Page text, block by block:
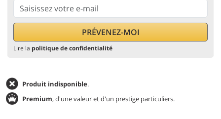
Lire la politique de confidentialité
Produit indisponible.
Premium, d'une valeur et d'un prestige particuliers.